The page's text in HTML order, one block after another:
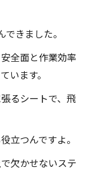
きました。
全面と作業効率
います。
るシートで、飛
立つんですよ。
欠かせないステ